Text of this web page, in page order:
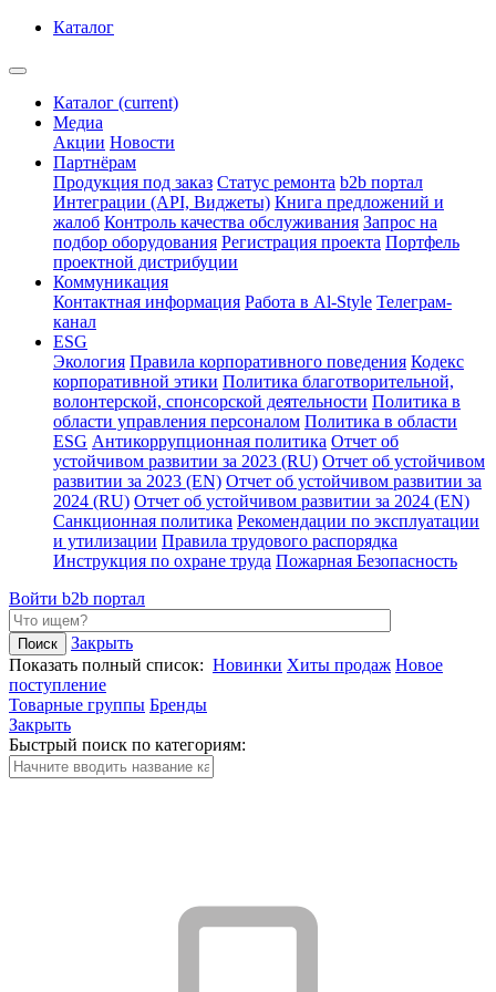
Каталог
Каталог (current)
Медиа
Акции Новости
Партнёрам
Продукция под заказ Статус ремонта b2b портал
Интеграции (API, Виджеты) Книга предложений и
жалоб Контроль качества обслуживания Запрос на
подбор оборудования Регистрация проекта Портфель
проектной дистрибуции
Коммуникация
Контактная информация Работа в Al-Style Телеграм-
канал
ESG
Экология Правила корпоративного поведения Кодекс
корпоративной этики Политика благотворительной,
волонтерской, спонсорской деятельности Политика в
области управления персоналом Политика в области
ESG Антикоррупционная политика Отчет об
устойчивом развитии за 2023 (RU) Отчет об устойчивом
развитии за 2023 (EN) Отчет об устойчивом развитии за
2024 (RU) Отчет об устойчивом развитии за 2024 (EN)
Санкционная политика Рекомендации по эксплуатации
и утилизации Правила трудового распорядка
Инструкция по охране труда Пожарная Безопасность
Войти b2b портал
Закрыть
Показать полный список: Новинки Хиты продаж Новое
поступление
Товарные группы Бренды
Закрыть
Быстрый поиск по категориям: